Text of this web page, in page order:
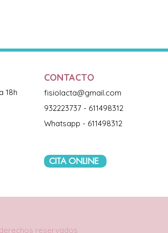
18h
CONTACTO
fisiolacta@gmail.com
932223737 - 611498312
Whatsapp - 611498312
CITA ONLINE
reservados